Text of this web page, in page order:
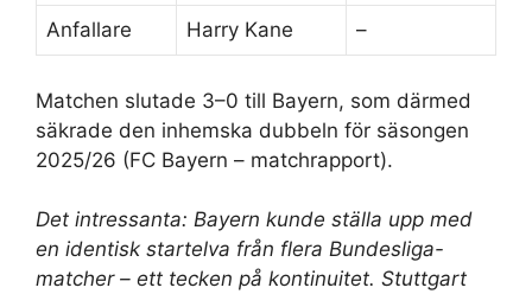
Anfallare Harry Kane –
Matchen slutade 3–0 till Bayern, som därmed
säkrade den inhemska dubbeln för säsongen
2025/26 (FC Bayern – matchrapport).
Det intressanta: Bayern kunde ställa upp med
en identisk startelva från flera Bundesliga-
matcher – ett tecken på kontinuitet. Stuttgart